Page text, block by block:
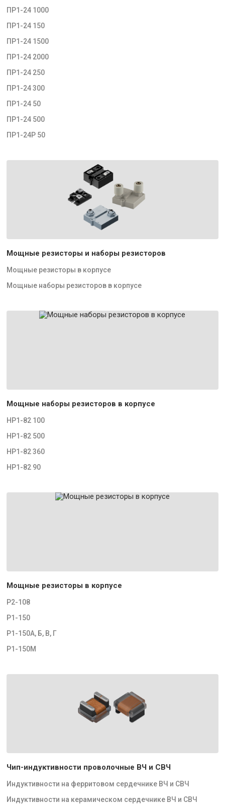
ПР1-24 1000
ПР1-24 150
ПР1-24 1500
ПР1-24 2000
ПР1-24 250
ПР1-24 300
ПР1-24 50
ПР1-24 500
ПР1-24Р 50
Мощные резисторы и наборы резисторов
Мощные резисторы в корпусе
Мощные наборы резисторов в корпусе
Мощные наборы резисторов в корпусе
НР1-82 100
НР1-82 500
НР1-82 360
НР1-82 90
Мощные резисторы в корпусе
Р2-108
Р1-150
Р1-150А, Б, В, Г
Р1-150М
Чип-индуктивности проволочные ВЧ и СВЧ
Индуктивности на ферритовом сердечнике ВЧ и СВЧ
Индуктивности на керамическом сердечнике ВЧ и СВЧ